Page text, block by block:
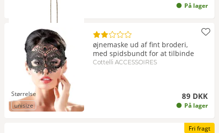
På lager
øjnemaske ud af fint broderi,
med spidsbundt for at tilbinde
Cottelli ACCESSOIRES
89 DKK
På lager
Størrelse
til Størrelse
unisize
Fri fragt